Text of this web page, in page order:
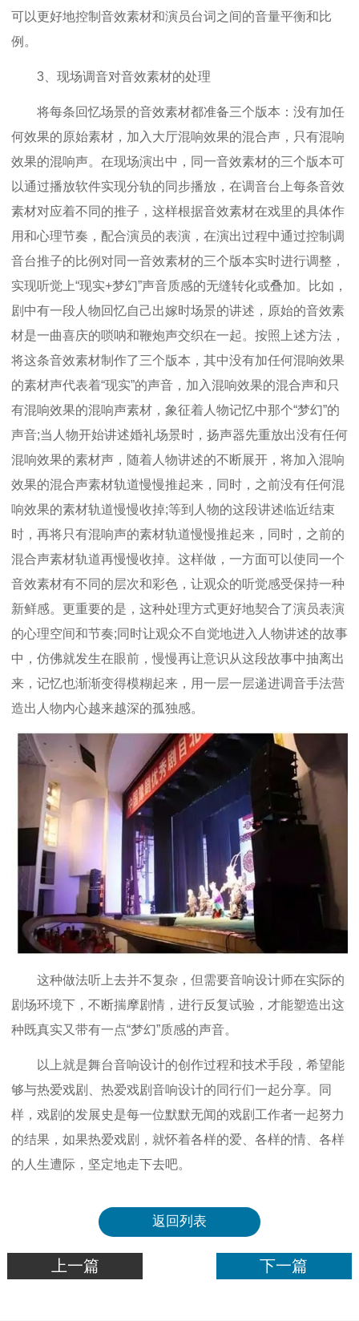
可以更好地控制音效素材和演员台词之间的音量平衡和比
例。
3、现场调音对音效素材的处理
将每条回忆场景的音效素材都准备三个版本：没有加任
何效果的原始素材，加入大厅混响效果的混合声，只有混响
效果的混响声。在现场演出中，同一音效素材的三个版本可
以通过播放软件实现分轨的同步播放，在调音台上每条音效
素材对应着不同的推子，这样根据音效素材在戏里的具体作
用和心理节奏，配合演员的表演，在演出过程中通过控制调
音台推子的比例对同一音效素材的三个版本实时进行调整，
实现听觉上“现实+梦幻”声音质感的无缝转化或叠加。比如，
剧中有一段人物回忆自己出嫁时场景的讲述，原始的音效素
材是一曲喜庆的唢呐和鞭炮声交织在一起。按照上述方法，
将这条音效素材制作了三个版本，其中没有加任何混响效果
的素材声代表着“现实”的声音，加入混响效果的混合声和只
有混响效果的混响声素材，象征着人物记忆中那个“梦幻”的
声音;当人物开始讲述婚礼场景时，扬声器先重放出没有任何
混响效果的素材声，随着人物讲述的不断展开，将加入混响
效果的混合声素材轨道慢慢推起来，同时，之前没有任何混
响效果的素材轨道慢慢收掉;等到人物的这段讲述临近结束
时，再将只有混响声的素材轨道慢慢推起来，同时，之前的
混合声素材轨道再慢慢收掉。这样做，一方面可以使同一个
音效素材有不同的层次和彩色，让观众的听觉感受保持一种
新鲜感。更重要的是，这种处理方式更好地契合了演员表演
的心理空间和节奏;同时让观众不自觉地进入人物讲述的故事
中，仿佛就发生在眼前，慢慢再让意识从这段故事中抽离出
来，记忆也渐渐变得模糊起来，用一层一层递进调音手法营
造出人物内心越来越深的孤独感。
这种做法听上去并不复杂，但需要音响设计师在实际的
剧场环境下，不断揣摩剧情，进行反复试验，才能塑造出这
种既真实又带有一点“梦幻”质感的声音。
以上就是舞台音响设计的创作过程和技术手段，希望能
够与热爱戏剧、热爱戏剧音响设计的同行们一起分享。同
样，戏剧的发展史是每一位默默无闻的戏剧工作者一起努力
的结果，如果热爱戏剧，就怀着各样的爱、各样的情、各样
的人生遭际，坚定地走下去吧。
返回列表
上一篇 下一篇